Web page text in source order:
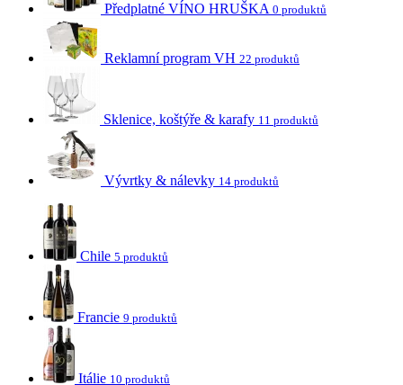
Předplatné VÍNO HRUŠKA 0 produktů
Reklamní program VH 22 produktů
Sklenice, koštýře & karafy 11 produktů
Vývrtky & nálevky 14 produktů
Chile 5 produktů
Francie 9 produktů
Itálie 10 produktů